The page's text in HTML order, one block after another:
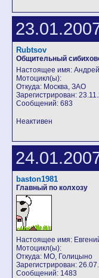
Rubtsov
Общительный
Настоящее имя: Андрей
Мотоцикл(ы):
Откуда: Москва, ЗАО
Зарегистрирован:
Сообщений: 683
Неактивен
baston1981
Главный по колхозу
Настоящее имя:
Мотоцикл(ы):
Откуда: МО, Голицыно
Зарегистрирован:
Сообщений: 1483